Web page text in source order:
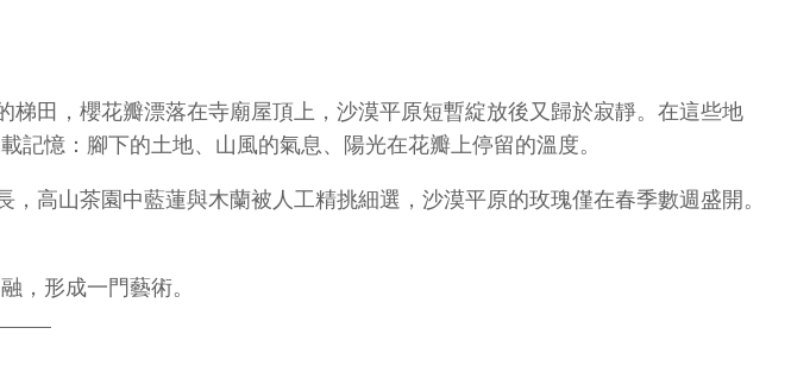
田，櫻花瓣漂落在寺廟屋頂上，沙漠平原短暫綻放後又歸於寂靜。在這些地
憶：腳下的土地、山風的氣息、陽光在花瓣上停留的溫度。
高山茶園中藍蓮與木蘭被人工精挑細選，沙漠平原的玫瑰僅在春季數週盛開。
，形成一門藝術。